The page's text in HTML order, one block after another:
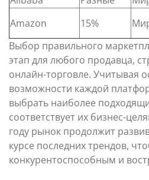
Amazon
15%
Выбор правильного
этап для любого продавца,
онлайн-торговле. Учитывая
возможности каждой
выбрать наиболее
соответствует их бизнес-
году рынок продолжит
курсе последних трендов,
конкурентоспособным и